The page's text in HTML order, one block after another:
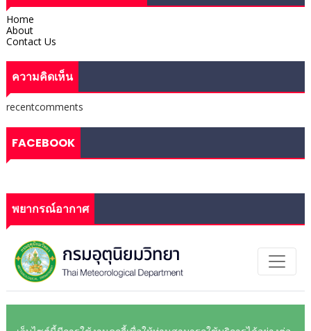
Home
About
Contact Us
ความคิดเห็น
recentcomments
FACEBOOK
พยากรณ์อากาศ